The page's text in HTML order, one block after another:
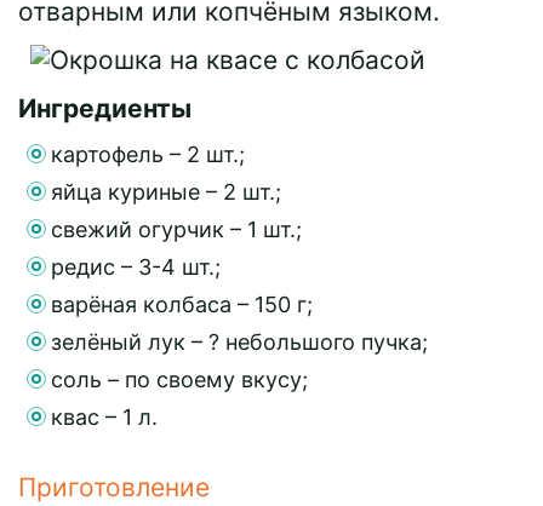
отварным или копчёным языком.
Ингредиенты
картофель – 2 шт.;
яйца куриные – 2 шт.;
свежий огурчик – 1 шт.;
редис – 3-4 шт.;
варёная колбаса – 150 г;
зелёный лук – ? небольшого пучка;
соль – по своему вкусу;
квас – 1 л.
Приготовление